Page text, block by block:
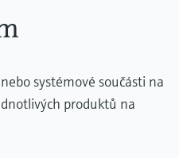
systémové součásti na
produktů na